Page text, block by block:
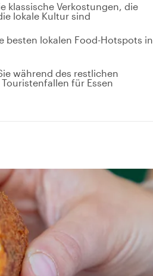
klassische Verkostungen, die
lokale Kultur sind
besten lokalen Food-Hotspots in
während des restlichen
für Essen